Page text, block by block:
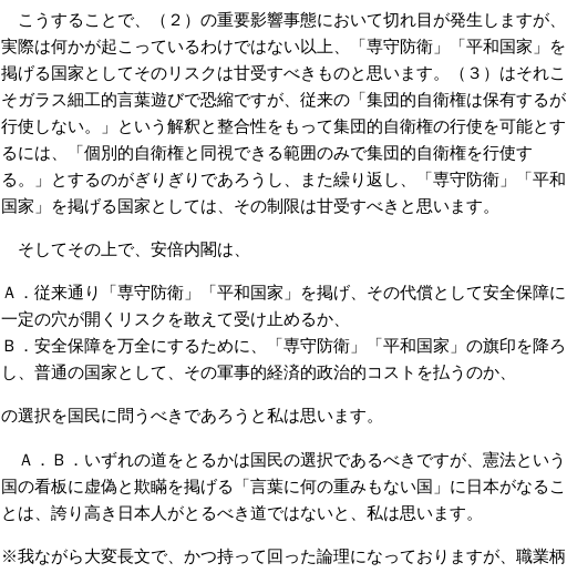
こうすることで、（２）の重要影響事態において切れ目が発生しますが、
実際は何かが起こっているわけではない以上、「専守防衛」「平和国家」を
掲げる国家としてそのリスクは甘受すべきものと思います。（３）はそれこ
そガラス細工的言葉遊びで恐縮ですが、従来の「集団的自衛権は保有するが
行使しない。」という解釈と整合性をもって集団的自衛権の行使を可能とす
るには、「個別的自衛権と同視できる範囲のみで集団的自衛権を行使す
る。」とするのがぎりぎりであろうし、また繰り返し、「専守防衛」「平和
国家」を掲げる国家としては、その制限は甘受すべきと思います。
そしてその上で、安倍内閣は、
Ａ．従来通り「専守防衛」「平和国家」を掲げ、その代償として安全保障に
一定の穴が開くリスクを敢えて受け止めるか、
Ｂ．安全保障を万全にするために、「専守防衛」「平和国家」の旗印を降ろ
し、普通の国家として、その軍事的経済的政治的コストを払うのか、
の選択を国民に問うべきであろうと私は思います。
Ａ．Ｂ．いずれの道をとるかは国民の選択であるべきですが、憲法という
国の看板に虚偽と欺瞞を掲げる「言葉に何の重みもない国」に日本がなるこ
とは、誇り高き日本人がとるべき道ではないと、私は思います。
※我ながら大変長文で、かつ持って回った論理になっておりますが、職業柄